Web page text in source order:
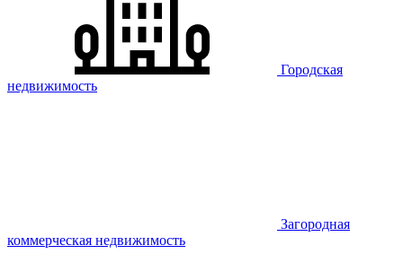
Городская
недвижимость
Загородная
коммерческая недвижимость